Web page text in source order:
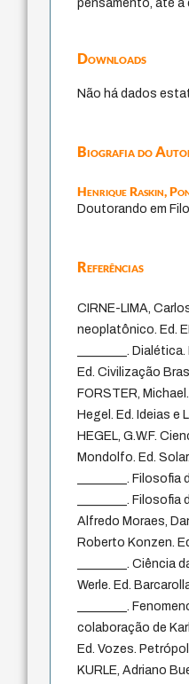
pensamento, até a
Downloads
Não há dados
Biografia do
Henrique Raskin,
Doutorando em
Referências
CIRNE-LIMA,
neoplatônico. Ed.
________.
Ed. Civilização
FORSTER,
Hegel. Ed. Ideias e
HEGEL, G.W.F.
Mondolfo. Ed.
________.
________.
Alfredo Moraes,
Roberto Konzen.
________.
Werle. Ed.
________.
colaboração de
Ed. Vozes.
KURLE, Adriano